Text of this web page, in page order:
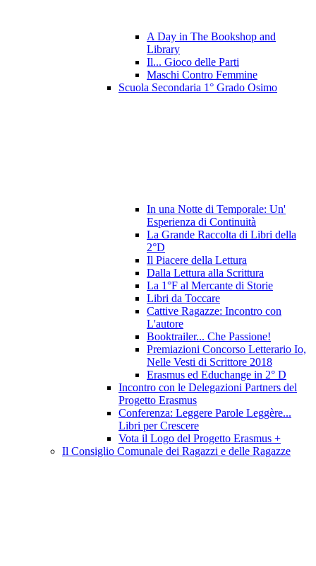
A Day in The Bookshop and
Library
Il... Gioco delle Parti
Maschi Contro Femmine
Scuola Secondaria 1° Grado Osimo
In una Notte di Temporale: Un'
Esperienza di Continuità
La Grande Raccolta di Libri della
2°D
Il Piacere della Lettura
Dalla Lettura alla Scrittura
La 1°F al Mercante di Storie
Libri da Toccare
Cattive Ragazze: Incontro con
L'autore
Booktrailer... Che Passione!
Premiazioni Concorso Letterario Io,
Nelle Vesti di Scrittore 2018
Erasmus ed Educhange in 2° D
Incontro con le Delegazioni Partners del
Progetto Erasmus
Conferenza: Leggere Parole Leggère...
Libri per Crescere
Vota il Logo del Progetto Erasmus +
Il Consiglio Comunale dei Ragazzi e delle Ragazze